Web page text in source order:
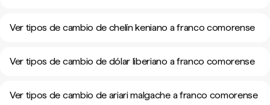
Ver tipos de cambio de chelín keniano a franco comorense
Ver tipos de cambio de dólar liberiano a franco comorense
Ver tipos de cambio de ariari malgache a franco comorense